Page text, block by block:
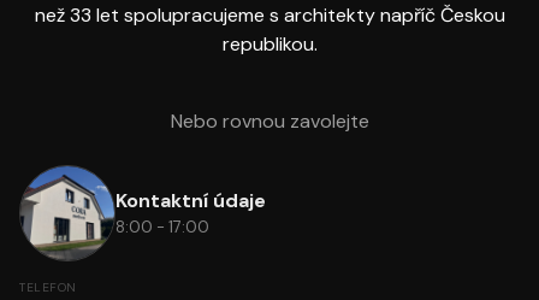
než 33 let spolupracujeme s architekty napříč Českou
republikou.
Nebo rovnou zavolejte
Kontaktní údaje
8:00 - 17:00
TELEFON